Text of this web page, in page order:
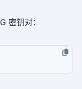
密钥对：